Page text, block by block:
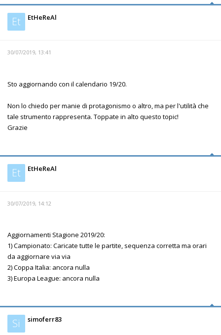
Et EtHeReAl
30/07/2019, 13:41
Sto aggiornando con il calendario 19/20.
Non lo chiedo per manie di protagonismo o altro, ma per l'utilità che
tale strumento rappresenta. Toppate in alto questo topic!
Grazie
Et EtHeReAl
30/07/2019, 14:12
Aggiornamenti Stagione 2019/20:
1) Campionato: Caricate tutte le partite, sequenza corretta ma orari
da aggiornare via via
2) Coppa Italia: ancora nulla
3) Europa League: ancora nulla
Si simoferr83